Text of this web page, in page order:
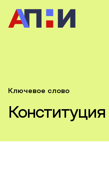
Ключевое слово